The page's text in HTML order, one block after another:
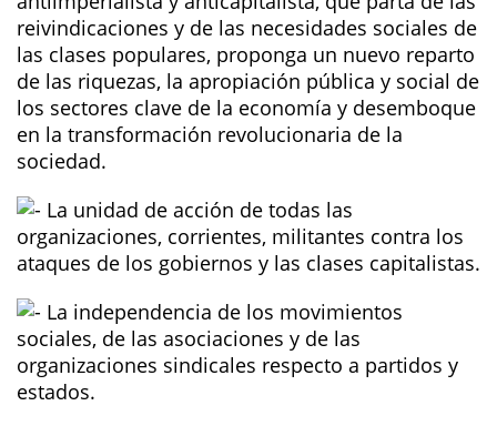
reivindicaciones y de las necesidades sociales de
las clases populares, proponga un nuevo reparto
de las riquezas, la apropiación pública y social de
los sectores clave de la economía y desemboque
en la transformación revolucionaria de la
sociedad.
La unidad de acción de todas las
organizaciones, corrientes, militantes contra los
ataques de los gobiernos y las clases capitalistas.
La independencia de los movimientos
sociales, de las asociaciones y de las
organizaciones sindicales respecto a partidos y
estados.